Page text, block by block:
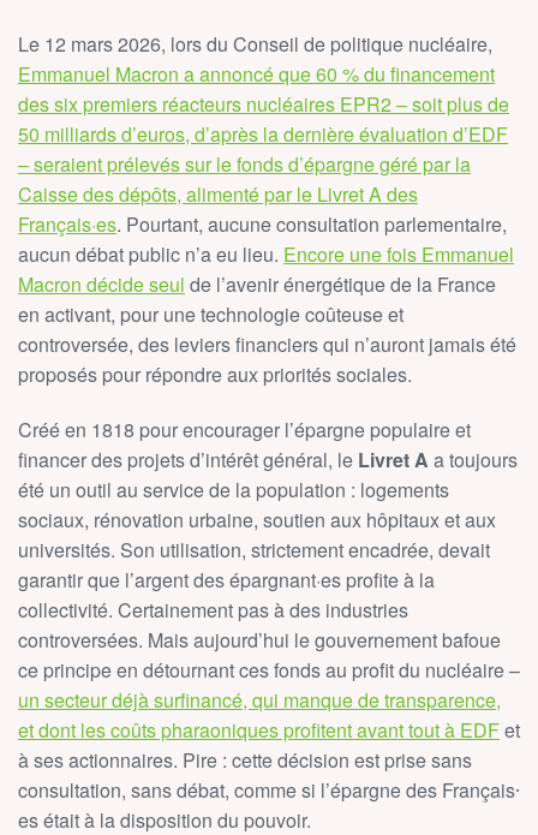
Le 12 mars 2026, lors du Conseil de politique nucléaire,
Emmanuel Macron a annoncé que 60 % du financement
des six premiers réacteurs nucléaires EPR2 – soit plus de
50 milliards d’euros, d’après la dernière évaluation d’EDF
– seraient prélevés sur le fonds d’épargne géré par la
Caisse des dépôts, alimenté par le Livret A des
Français·es. Pourtant, aucune consultation parlementaire,
aucun débat public n’a eu lieu. Encore une fois Emmanuel
Macron décide seul de l’avenir énergétique de la France
en activant, pour une technologie coûteuse et
controversée, des leviers financiers qui n’auront jamais été
proposés pour répondre aux priorités sociales.
Créé en 1818 pour encourager l’épargne populaire et
financer des projets d’intérêt général, le Livret A a toujours
été un outil au service de la population : logements
sociaux, rénovation urbaine, soutien aux hôpitaux et aux
universités. Son utilisation, strictement encadrée, devait
garantir que l’argent des épargnant·es profite à la
collectivité. Certainement pas à des industries
controversées. Mais aujourd’hui le gouvernement bafoue
ce principe en détournant ces fonds au profit du nucléaire –
un secteur déjà surfinancé, qui manque de transparence,
et dont les coûts pharaoniques profitent avant tout à EDFet
à ses actionnaires. Pire : cette décision est prise sans
consultation, sans débat, comme si l’épargne des Français⸱
es était à la disposition du pouvoir.